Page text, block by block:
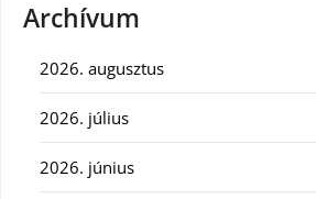
Archívum
2026. augusztus
2026. július
2026. június